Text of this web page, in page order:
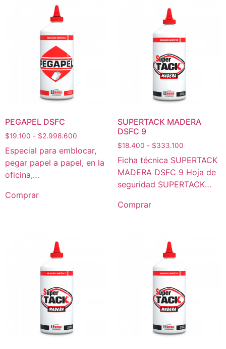
PEGAPEL DSFC
$19.100 - $2.998.600
Especial para emblocar,
pegar papel a papel, en la
oficina,…
Comprar
SUPERTACK MADERA
DSFC 9
$18.400 - $333.100
Ficha técnica SUPERTACK
MADERA DSFC 9 Hoja de
seguridad SUPERTACK…
Comprar